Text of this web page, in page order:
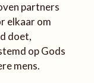
partners
elkaar om
doet,
op Gods
mens.